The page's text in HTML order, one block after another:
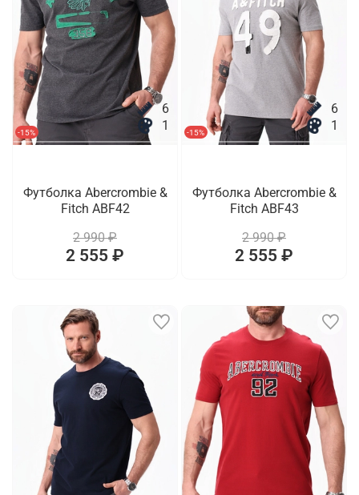
-15%
6
1
Футболка Abercrombie &
Fitch ABF42
2 990 ₽
2 555 ₽
-15%
6
1
Футболка Abercrombie &
Fitch ABF43
2 990 ₽
2 555 ₽